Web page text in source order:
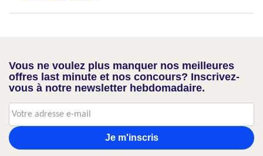
Vous ne voulez plus manquer nos meilleures
offres last minute et nos concours? Inscrivez-
vous à notre newsletter hebdomadaire.
Je m'inscris